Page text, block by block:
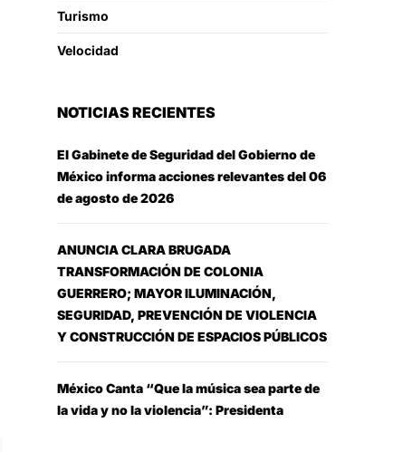
Turismo
Velocidad
NOTICIAS RECIENTES
El Gabinete de Seguridad del Gobierno de
México informa acciones relevantes del 06
de agosto de 2026
ANUNCIA CLARA BRUGADA
TRANSFORMACIÓN DE COLONIA
GUERRERO; MAYOR ILUMINACIÓN,
SEGURIDAD, PREVENCIÓN DE VIOLENCIA
Y CONSTRUCCIÓN DE ESPACIOS PÚBLICOS
México Canta “Que la música sea parte de
la vida y no la violencia”: Presidenta